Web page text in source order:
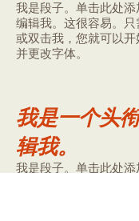
我是段子。单击此处
编辑我。这很容易。只
或双击我，您就可以
并更改字体。
我是一个头衔
辑我。
我是段子。单击此处